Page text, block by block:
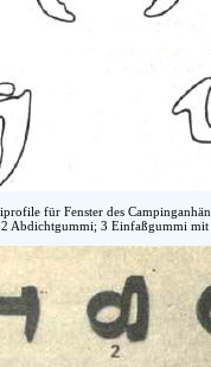
für Fenster des
Abdichtgummi; 3 Einfaßgummi mit